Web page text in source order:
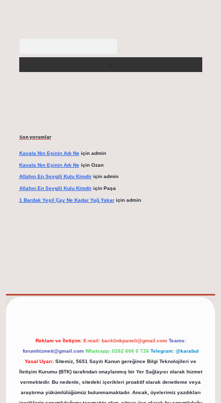
Son yorumlar
Kavala Nın Eşinin Adı Neiçin admin
Kavala Nın Eşinin Adı Neiçin Ozan
Allahın En Sevgili Kulu Kimdiriçin admin
Allahın En Sevgili Kulu Kimdiriçin Paşa
1 Bardak Yeşil Çay Ne Kadar Yağ Yakariçin admin
Reklam ve İletişim: E-mail: backlinkpaneli@gmail.com Teams:
forumhizmeti@gmail.com Whatsapp: 0262 606 0 726 Telegram: @karabul
Yasal Uyarı: Sitemiz, 5651 Sayılı Kanun gereğince Bilgi Teknolojileri ve
İletişim Kurumu (BTK) tarafından onaylanmış bir Yer Sağlayıcı olarak hizmet
vermektedir. Bu nedenle, sitedeki içerikleri proaktif olarak denetleme veya
araştırma yükümlülüğümüz bulunmamaktadır. Ancak, üyelerimiz yazdıkları